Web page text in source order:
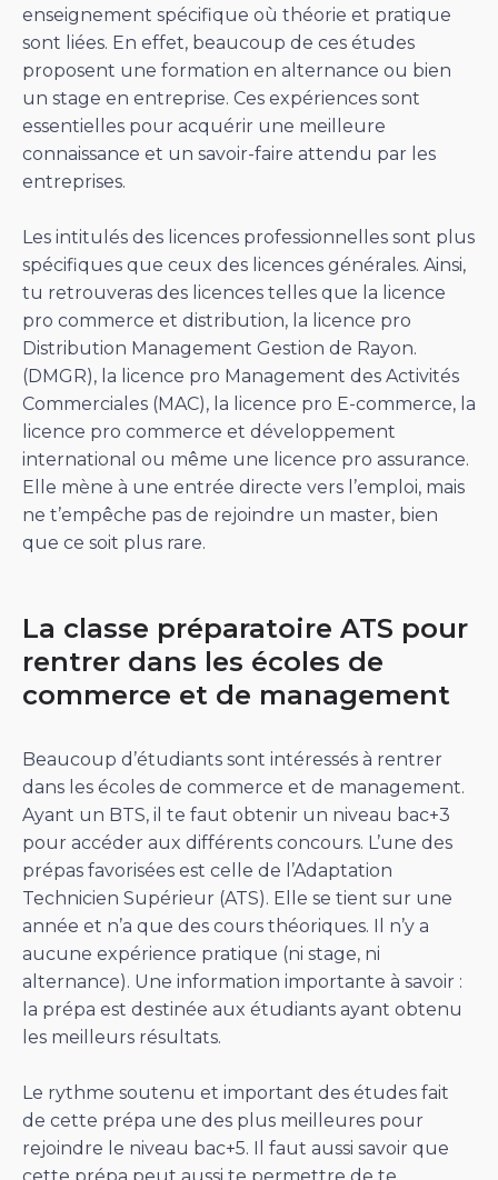
enseignement spécifique où théorie et pratique
sont liées. En effet, beaucoup de ces études
proposent une formation en alternance ou bien
un stage en entreprise. Ces expériences sont
essentielles pour acquérir une meilleure
connaissance et un savoir-faire attendu par les
entreprises.
Les intitulés des licences professionnelles sont plus
spécifiques que ceux des licences générales. Ainsi,
tu retrouveras des licences telles que la licence
pro commerce et distribution, la licence pro
Distribution Management Gestion de Rayon.
(DMGR), la licence pro Management des Activités
Commerciales (MAC), la licence pro E-commerce, la
licence pro commerce et développement
international ou même une licence pro assurance.
Elle mène à une entrée directe vers l’emploi, mais
ne t’empêche pas de rejoindre un master, bien
que ce soit plus rare.
La classe préparatoire ATS pour
rentrer dans les écoles de
commerce et de management
Beaucoup d’étudiants sont intéressés à rentrer
dans les écoles de commerce et de management.
Ayant un BTS, il te faut obtenir un niveau bac+3
pour accéder aux différents concours. L’une des
prépas favorisées est celle de l’Adaptation
Technicien Supérieur (ATS). Elle se tient sur une
année et n’a que des cours théoriques. Il n’y a
aucune expérience pratique (ni stage, ni
alternance). Une information importante à savoir :
la prépa est destinée aux étudiants ayant obtenu
les meilleurs résultats.
Le rythme soutenu et important des études fait
de cette prépa une des plus meilleures pour
rejoindre le niveau bac+5. Il faut aussi savoir que